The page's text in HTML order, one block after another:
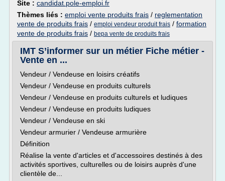
Site : candidat.pole-emploi.fr
Thèmes liés : emploi vente produits frais / reglementation
vente de produits frais / emploi vendeur produit frais / formation
vente de produits frais / bepa vente de produits frais
IMT S’informer sur un métier Fiche métier -
Vente en ...
Vendeur / Vendeuse en loisirs créatifs
Vendeur / Vendeuse en produits culturels
Vendeur / Vendeuse en produits culturels et ludiques
Vendeur / Vendeuse en produits ludiques
Vendeur / Vendeuse en ski
Vendeur armurier / Vendeuse armurière
Définition
Réalise la vente d'articles et d'accessoires destinés à des
activités sportives, culturelles ou de loisirs auprès d'une
clientèle de...